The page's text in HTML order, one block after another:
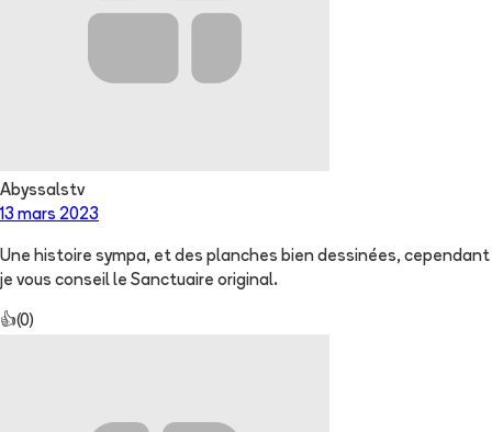
Abyssalstv
13 mars 2023
Une histoire sympa, et des planches bien dessinées, cependant
je vous conseil le Sanctuaire original.
👍(0)